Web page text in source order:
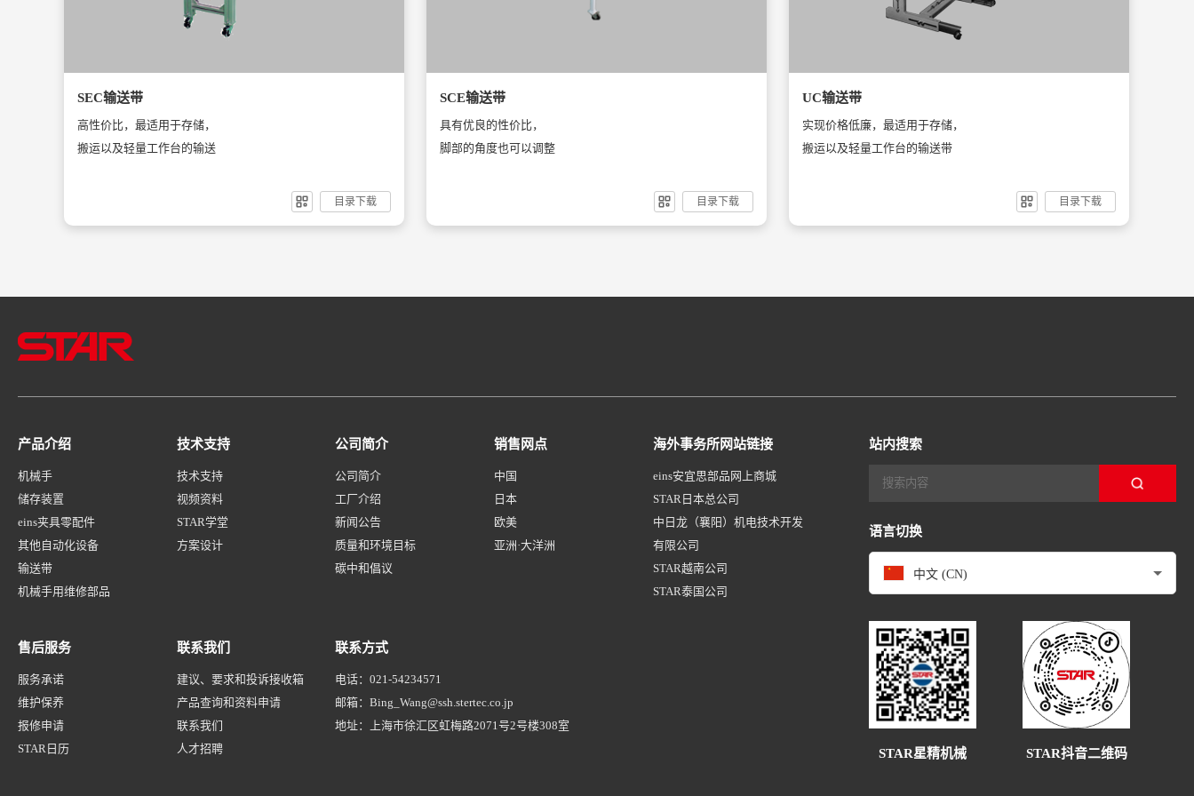
SEC输送带
高性价比，最适用于存储，
搬运以及轻量工作台的输送
目录下载
SCE输送带
具有优良的性价比，
脚部的角度也可以调整
目录下载
UC输送带
实现价格低廉，最适用于存储，
搬运以及轻量工作台的输送带
目录下载
产品介绍
机械手
储存装置
eins夹具零配件
其他自动化设备
输送带
机械手用维修部品
技术支持
技术支持
视频资料
STAR学堂
方案设计
公司简介
公司简介
工厂介绍
新闻公告
质量和环境目标
碳中和倡议
销售网点
中国
日本
欧美
亚洲·大洋洲
海外事务所网站链接
eins安宜思部品网上商城
STAR日本总公司
中日龙（襄阳）机电技术开发
有限公司
STAR越南公司
STAR泰国公司
售后服务
服务承诺
维护保养
报修申请
STAR日历
联系我们
建议、要求和投诉接收箱
产品查询和资料申请
联系我们
人才招聘
联系方式
电话：021-54234571
邮箱：Bing_Wang@ssh.stertec.co.jp
地址：
上海市徐汇区虹梅路2071号2号楼308室
站内搜索
语言切换
中文 (CN)
STAR星精机械 STAR抖音二维码